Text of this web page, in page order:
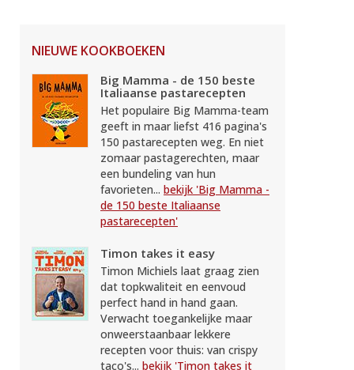
NIEUWE KOOKBOEKEN
Big Mamma - de 150 beste
Italiaanse pastarecepten
Het populaire Big Mamma-team
geeft in maar liefst 416 pagina's
150 pastarecepten weg. En niet
zomaar pastagerechten, maar
een bundeling van hun
favorieten... bekijk 'Big Mamma -
de 150 beste Italiaanse
pastarecepten'
Timon takes it easy
Timon Michiels laat graag zien
dat topkwaliteit en eenvoud
perfect hand in hand gaan.
Verwacht toegankelijke maar
onweerstaanbaar lekkere
recepten voor thuis: van crispy
taco's... bekijk 'Timon takes it